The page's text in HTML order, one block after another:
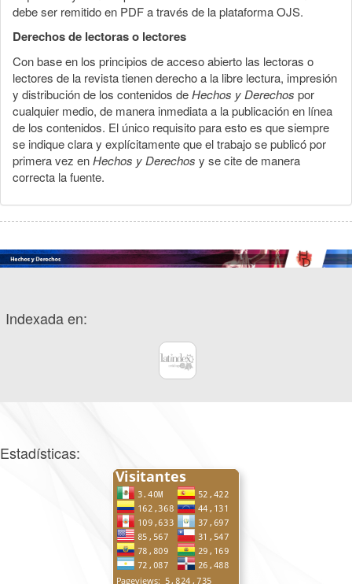
debe ser remitido en PDF a través de la plataforma OJS.
Derechos de lectoras o lectores
Con base en los principios de acceso abierto las lectoras o
lectores de la revista tienen derecho a la libre lectura, impresión
y distribución de los contenidos deHechos y Derechos por
cualquier medio, de manera inmediata a la publicación en línea
de los contenidos. El único requisito para esto es que siempre
se indique clara y explícitamente que el trabajo se publicó por
primera vez enHechos y Derechos y se cite de manera
correcta la fuente.
Indexada en:
Estadísticas: